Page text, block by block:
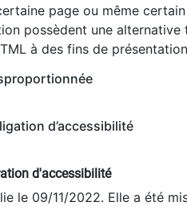
page ou même
possèdent une alternative
à des fins de
d’accessibilité
d'accessibilité
le 09/11/2022. Elle a été